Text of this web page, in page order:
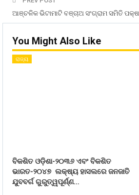
ଆଞ୍ଚଳିକ ଭିଟାମାଟି ବଞ୍ଚାଅ ସଂଗ୍ରାମ ସମିତି
You Might Also Like
ରାଜ୍ୟ
ବିକଶିତ ଓଡ଼ିଶା-୨୦୩୬ ଏବଂ ବିକଶିତ
ଭାରତ-୨୦୪୭ ଲକ୍ଷ୍ୟ ହାସଲରେ ଜନଜାତି
ଯୁବବର୍ଗ ଗୁରୁତ୍ୱପୂର୍ଣ୍ଣ…